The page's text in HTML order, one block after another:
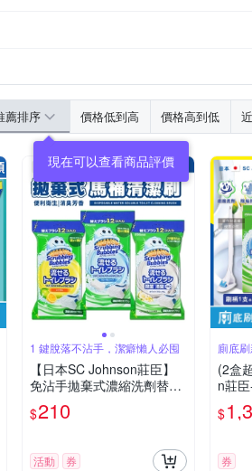
薦排序 價格低到高 價格高到低
1 鍵脫落不沾手，潔癖懶人必囤
【日本SC Johnson莊臣】
免沾手拋棄式濃縮洗劑替換
刷頭補充 1包 12入(不含刷
柄和刷架)
$210
活動 券
廁底
(2盒
n莊
清
+替換
$
券